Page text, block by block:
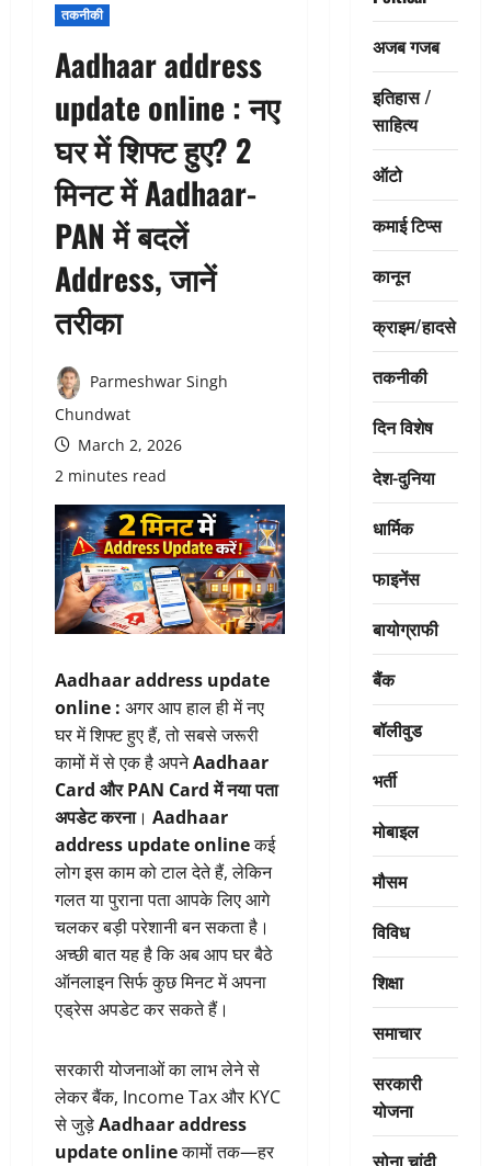
तकनीकी
Aadhaar address
update online : नए
घर में शिफ्ट हुए? 2
मिनट में Aadhaar-
PAN में बदलें
Address, जानें
तरीका
Parmeshwar Singh
Chundwat
March 2, 2026
2 minutes read
Aadhaar address update
online : अगर आप हाल ही में नए
घर में शिफ्ट हुए हैं, तो सबसे जरूरी
कामों में से एक है अपनेAadhaar
Card और PAN Card में नया पता
अपडेट करना। Aadhaar
address update onlineकई
लोग इस काम को टाल देते हैं, लेकिन
गलत या पुराना पता आपके लिए आगे
चलकर बड़ी परेशानी बन सकता है।
अच्छी बात यह है कि अब आप घर बैठे
ऑनलाइन सिर्फ कुछ मिनट में अपना
एड्रेस अपडेट कर सकते हैं।
सरकारी योजनाओं का लाभ लेने से
लेकर बैंक, Income Tax और KYC
से जुड़ेAadhaar address
update onlineकामों तक—हर
अजब गजब
इतिहास /
साहित्य
ऑटो
कमाई टिप्स
कानून
क्राइम/हादसे
तकनीकी
दिन विशेष
देश-दुनिया
धार्मिक
फाइनेंस
बायोग्राफी
बैंक
बॉलीवुड
भर्ती
मोबाइल
मौसम
विविध
शिक्षा
समाचार
सरकारी
योजना
सोना चांदी